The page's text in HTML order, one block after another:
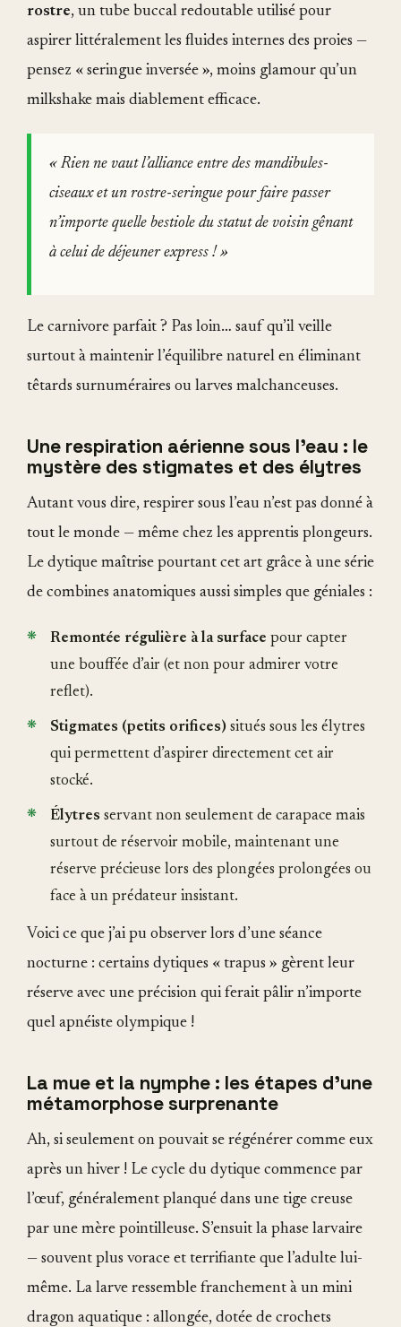
rostre, un tube buccal redoutable utilisé pour
aspirer littéralement les fluides internes des proies —
pensez « seringue inversée », moins glamour qu’un
milkshake mais diablement efficace.
« Rien ne vaut l’alliance entre des mandibules-
ciseaux et un rostre-seringue pour faire passer
n’importe quelle bestiole du statut de voisin gênant
à celui de déjeuner express ! »
Le carnivore parfait ? Pas loin… sauf qu’il veille
surtout à maintenir l’équilibre naturel en éliminant
têtards surnuméraires ou larves malchanceuses.
Une respiration aérienne sous l'eau : le
mystère des stigmates et des élytres
Autant vous dire, respirer sous l’eau n’est pas donné à
tout le monde — même chez les apprentis plongeurs.
Le dytique maîtrise pourtant cet art grâce à une série
de combines anatomiques aussi simples que géniales :
Remontée régulière à la surface pour capter
une bouffée d’air (et non pour admirer votre
reflet).
Stigmates (petits orifices) situés sous les élytres
qui permettent d’aspirer directement cet air
stocké.
Élytres servant non seulement de carapace mais
surtout de réservoir mobile, maintenant une
réserve précieuse lors des plongées prolongées ou
face à un prédateur insistant.
Voici ce que j’ai pu observer lors d’une séance
nocturne : certains dytiques « trapus » gèrent leur
réserve avec une précision qui ferait pâlir n’importe
quel apnéiste olympique !
La mue et la nymphe : les étapes d'une
métamorphose surprenante
Ah, si seulement on pouvait se régénérer comme eux
après un hiver ! Le cycle du dytique commence par
l’œuf, généralement planqué dans une tige creuse
par une mère pointilleuse. S’ensuit la phase larvaire
— souvent plus vorace et terrifiante que l’adulte lui-
même. La larve ressemble franchement à un mini
dragon aquatique : allongée, dotée de crochets